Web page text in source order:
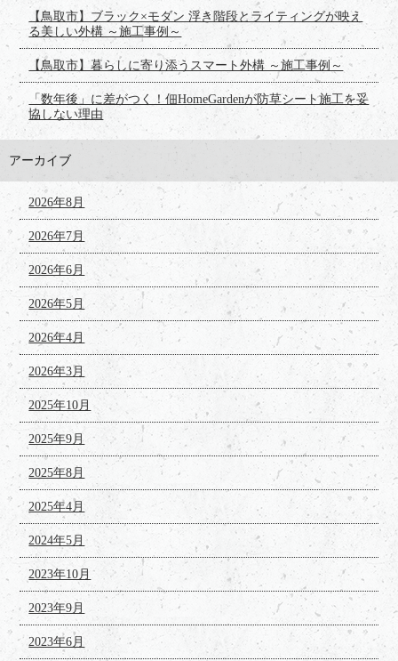
【鳥取市】ブラック×モダン 浮き階段とライティングが映え
る美しい外構 ～施工事例～
【鳥取市】暮らしに寄り添うスマート外構 ～施工事例～
「数年後」に差がつく！佃HomeGardenが防草シート施工を妥
協しない理由
アーカイブ
2026年8月
2026年7月
2026年6月
2026年5月
2026年4月
2026年3月
2025年10月
2025年9月
2025年8月
2025年4月
2024年5月
2023年10月
2023年9月
2023年6月